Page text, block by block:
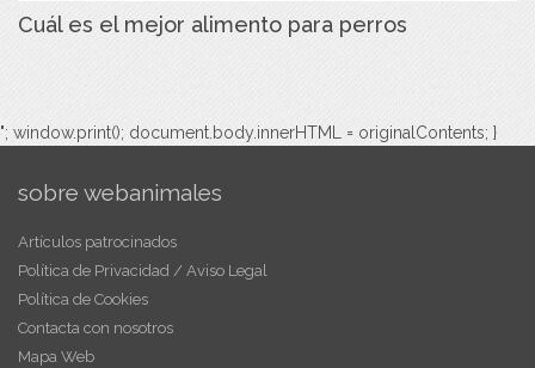
Cuál es el mejor alimento para perros
"; window.print(); document.body.innerHTML = originalContents; }
sobre webanimales
Artículos patrocinados
Política de Privacidad / Aviso Legal
Política de Cookies
Contacta con nosotros
Mapa Web